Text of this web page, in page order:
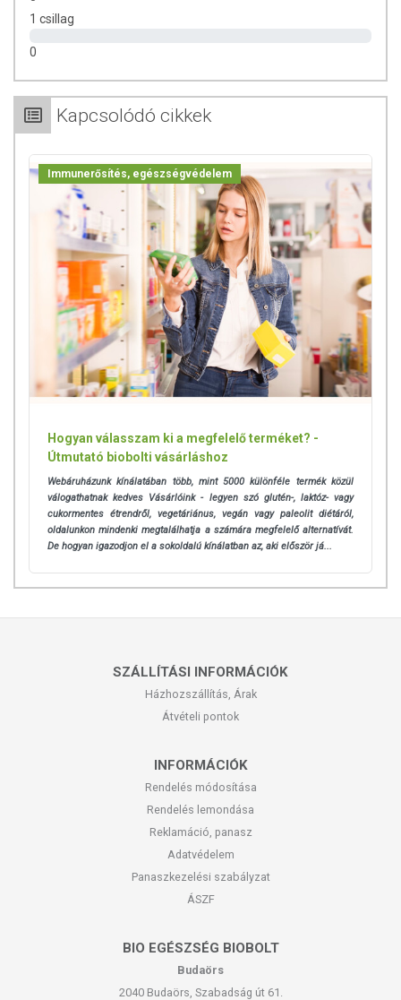
1 csillag
0
Kapcsolódó cikkek
Immunerősítés, egészségvédelem
Hogyan válasszam ki a megfelelő terméket? -
Útmutató biobolti vásárláshoz
Webáruházunk kínálatában több, mint 5000 különféle termék közül
válogathatnak kedves Vásárlóink - legyen szó glutén-, laktóz- vagy
cukormentes étrendről, vegetáriánus, vegán vagy paleolit diétáról,
oldalunkon mindenki megtalálhatja a számára megfelelő alternatívát.
De hogyan igazodjon el a sokoldalú kínálatban az, aki először já...
SZÁLLÍTÁSI INFORMÁCIÓK
Házhozszállítás, Árak
Átvételi pontok
INFORMÁCIÓK
Rendelés módosítása
Rendelés lemondása
Reklamáció, panasz
Adatvédelem
Panaszkezelési szabályzat
ÁSZF
BIO EGÉSZSÉG BIOBOLT
Budaörs
2040 Budaörs, Szabadság út 61.